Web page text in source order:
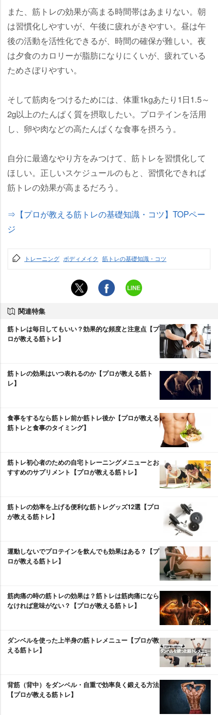
また、筋トレの効果が高まる時間帯はあまりない。朝
は習慣化しやすいが、午後に疲れがきやすい。昼は午
後の活動を活性化できるが、時間の確保が難しい。夜
は夕食のカロリーが脂肪になりにくいが、疲れている
ためさぼりやすい。
そして筋肉をつけるためには、体重1kgあたり1日1.5～
2g以上のたんぱく質を摂取したい。プロテインを活用
し、卵や肉などの高たんぱくな食事を摂ろう。
自分に最適なやり方をみつけて、筋トレを習慣化して
ほしい。正しいスケジュールのもと、習慣化できれば
筋トレの効果が高まるだろう。
⇒【プロが教える筋トレの基礎知識・コツ】TOPペー
ジ
トレーニング ボディメイク 筋トレの基礎知識・コツ
関連特集
筋トレは毎日してもいい？効果的な頻度と注意点【プ
ロが教える筋トレ】
筋トレの効果はいつ表れるのか【プロが教える筋ト
レ】
食事をするなら筋トレ前か筋トレ後か【プロが教える
筋トレと食事のタイミング】
筋トレ初心者のための自宅トレーニングメニューとお
すすめのサプリメント【プロが教える筋トレ】
筋トレの効率を上げる便利な筋トレグッズ12選【プロ
が教える筋トレ】
運動しないでプロテインを飲んでも効果はある？【プ
ロが教える筋トレ】
筋肉痛の時の筋トレの効果は？筋トレは筋肉痛になら
なければ意味がない？【プロが教える筋トレ】
ダンベルを使った上半身の筋トレメニュー【プロが教
える筋トレ】
背筋（背中）をダンベル・自重で効率良く鍛える方法
【プロが教える筋トレ】